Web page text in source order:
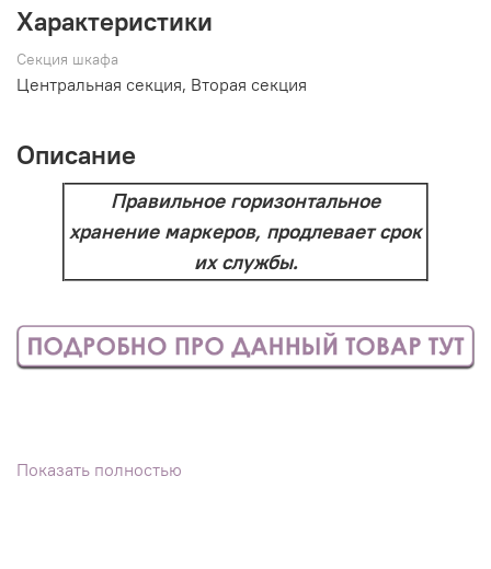
Характеристики
Секция шкафа
Центральная секция, Вторая секция
Описание
Правильное горизонтальное
хранение маркеров, продлевает срок
их службы.
Посмотреть образец данного материала цвета
Показать полностью